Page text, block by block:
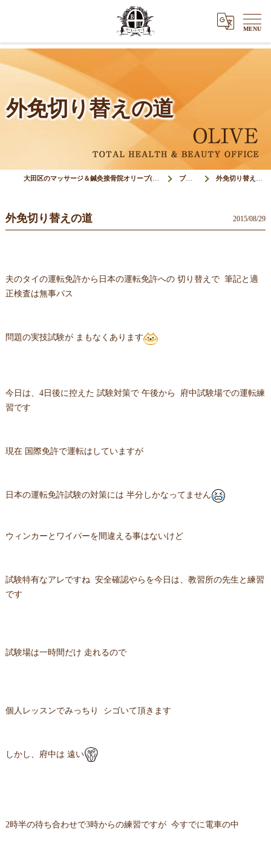
外免切り替えの道
大田区のマッサージ＆鍼灸接骨院オリーブ(Olive) ブログ 外免切り替えの道
外免切り替えの道 2015/08/29
夫のタイの運転免許から日本の運転免許への 切り替えで 筆記と適
正検査は無事パス
問題の実技試験が まもなくあります
今日は、4日後に控えた 試験対策で 午後から 府中試験場での運転練
習です
現在 国際免許で運転はしていますが
日本の運転免許試験の対策には 半分しかなってません
ウィンカーとワイパーを間違える事はないけど
試験特有なアレですね 安全確認やらを今日は、教習所の先生と練習
です
試験場は一時間だけ 走れるので
個人レッスンでみっちり シゴいて頂きます
しかし、府中は 遠い
2時半の待ち合わせで3時からの練習ですが 今すでに電車の中